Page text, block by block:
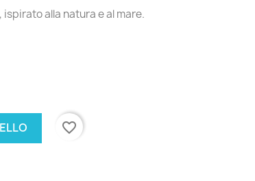
alla natura e al mare.
favorite_border